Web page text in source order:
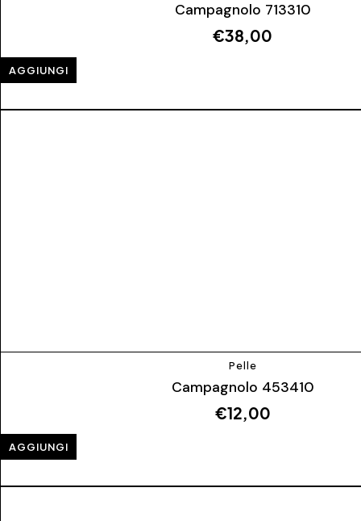
Campagnolo 713310
€38,00
AGGIUNGI
Pelle
Campagnolo 453410
€12,00
AGGIUNGI